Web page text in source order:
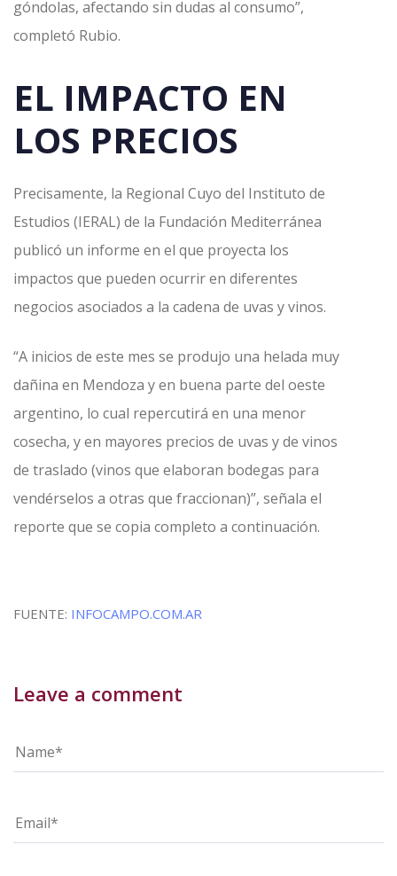
góndolas, afectando sin dudas al consumo”,
completó Rubio.
EL IMPACTO EN
LOS PRECIOS
Precisamente, la Regional Cuyo del Instituto de
Estudios (IERAL) de la Fundación Mediterránea
publicó un informe en el que proyecta los
impactos que pueden ocurrir en diferentes
negocios asociados a la cadena de uvas y vinos.
“A inicios de este mes se produjo una helada muy
dañina en Mendoza y en buena parte del oeste
argentino, lo cual repercutirá en una menor
cosecha, y en mayores precios de uvas y de vinos
de traslado (vinos que elaboran bodegas para
vendérselos a otras que fraccionan)”, señala el
reporte que se copia completo a continuación.
FUENTE: INFOCAMPO.COM.AR
Leave a comment